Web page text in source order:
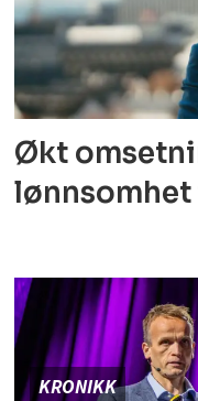
Økt
lønnsomhet
KRONIKK